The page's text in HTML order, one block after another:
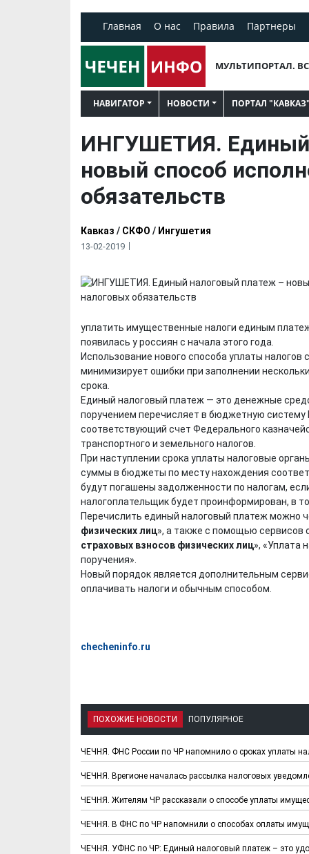
Главная О нас Правила Партнеры
МУЛЬТИПОРТАЛ.
НАВИГАТОР НОВОСТИ ПОРТАЛ "КАВКАЗ"
ИНГУШЕТИЯ. Единый
новый способ
обязательств
Кавказ / СКФО / Ингушетия
13-02-2019
уплатить имущественные налоги единым
появилась у россиян с начала этого года.
Использование нового способа уплаты
минимизирует ошибки при заполнении
срока.
Единый налоговый платеж — это денежные
поручением перечисляет в бюджетную
соответствующий счет Федерального
транспортного и земельного налогов.
При наступлении срока уплаты налоговые
суммы в бюджеты по месту нахождения
будут погашены задолженности по налогам,
налогоплательщик будет проинформирован, в
Перечислить единый налоговый платеж можно
физических лиц», а также с помощью сервисов
страховых взносов физических лиц», «Уплата
поручения».
Новый порядок является дополнительным
оплачивать налоги и обычным способом.
checheninfo.ru
ПОХОЖИЕ НОВОСТИ ПОПУЛЯРНОЕ
ЧЕЧНЯ. ФНС России по ЧР напомнило о сроках уплаты
ЧЕЧНЯ. Врегионе началась рассылка налоговых
ЧЕЧНЯ. Жителям ЧР рассказали о способе уплаты
ЧЕЧНЯ. В ФНС по ЧР напомнили о способах оплаты
ЧЕЧНЯ. УФНС по ЧР: Единый налоговый платеж – это